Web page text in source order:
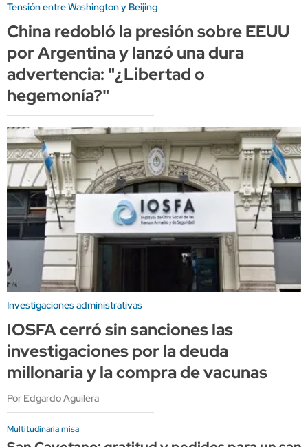
Tensión entre Washington y Beijing
China redobló la presión sobre EEUU
por Argentina y lanzó una dura
advertencia: "¿Libertad o
hegemonía?"
Investigaciones administrativas
IOSFA cerró sin sanciones las
investigaciones por la deuda
millonaria y la compra de vacunas
Por Edgardo Aguilera
Multitudinaria misa